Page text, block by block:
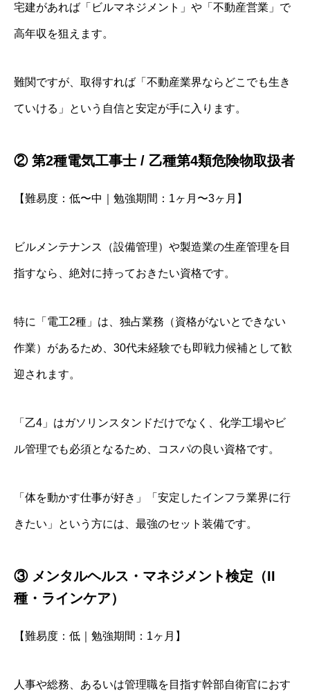
宅建があれば「ビルマネジメント」や「不動産営業」で
高年収を狙えます。
難関ですが、取得すれば「不動産業界ならどこでも生き
ていける」という自信と安定が手に入ります。
② 第2種電気工事士 / 乙種第4類危険物取扱者
【難易度：低〜中｜勉強期間：1ヶ月〜3ヶ月】
ビルメンテナンス（設備管理）や製造業の生産管理を目
指すなら、絶対に持っておきたい資格です。
特に「電工2種」は、独占業務（資格がないとできない
作業）があるため、30代未経験でも即戦力候補として歓
迎されます。
「乙4」はガソリンスタンドだけでなく、化学工場やビ
ル管理でも必須となるため、コスパの良い資格です。
「体を動かす仕事が好き」「安定したインフラ業界に行
きたい」という方には、最強のセット装備です。
③ メンタルヘルス・マネジメント検定（II
種・ラインケア）
【難易度：低｜勉強期間：1ヶ月】
人事や総務、あるいは管理職を目指す幹部自衛官におす